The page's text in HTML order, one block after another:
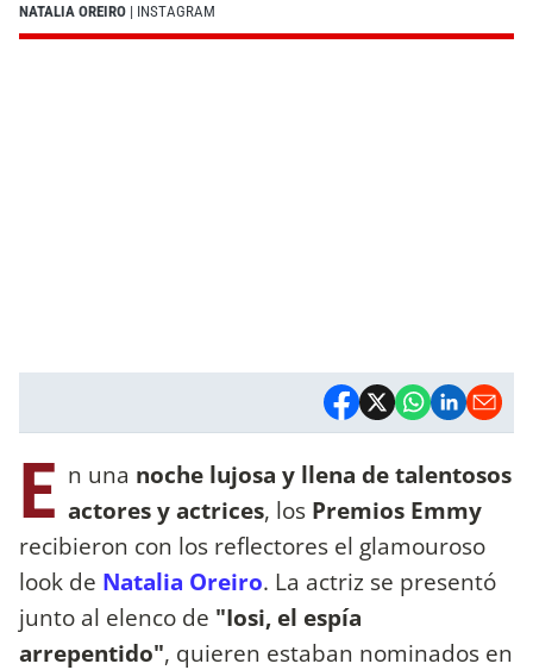
NATALIA OREIRO | INSTAGRAM
E n una noche lujosa y llena de talentosos
actores y actrices, los Premios Emmy
recibieron con los reflectores el glamouroso
look de Natalia Oreiro. La actriz se presentó
junto al elenco de "Iosi, el espía
arrepentido", quieren estaban nominados en